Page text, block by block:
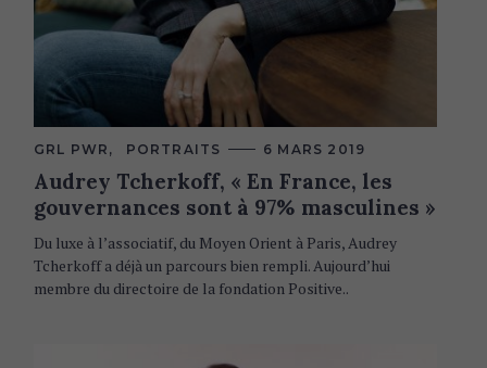
C
T
E
G
O
R
E
S
GRL PWR PORTRAITS 6 MARS 2019
Audrey Tcherkoff, « En France, les
gouvernances sont à 97% masculines »
Du luxe à l’associatif, du Moyen Orient à Paris, Audrey
Tcherkoff a déjà un parcours bien rempli. Aujourd’hui
membre du directoire de la fondation Positive..